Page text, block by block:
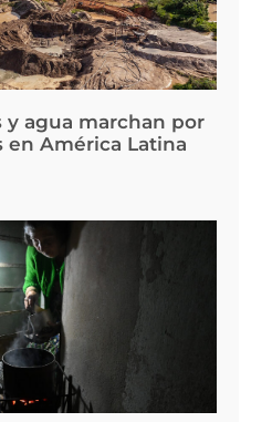
y agua marchan por
en América Latina